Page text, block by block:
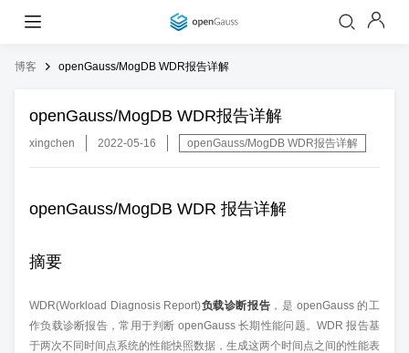
博客 openGauss/MogDB WDR报告详解
openGauss/MogDB WDR报告详解
xingchen 2022-05-16 openGauss/MogDB WDR报告详解
openGauss/MogDB WDR 报告详解
摘要
WDR(Workload Diagnosis Report)负载诊断报告 ，是 openGauss 的工
作负载诊断报告，常用于判断 openGauss 长期性能问题。WDR 报告基
于两次不同时间点系统的性能快照数据，生成这两个时间点之间的性能表